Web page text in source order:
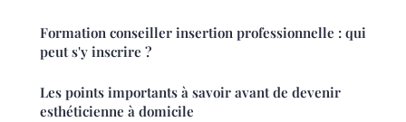
Formation conseiller insertion professionnelle : qui
peut s'y inscrire ?
Les points importants à savoir avant de devenir
esthéticienne à domicile